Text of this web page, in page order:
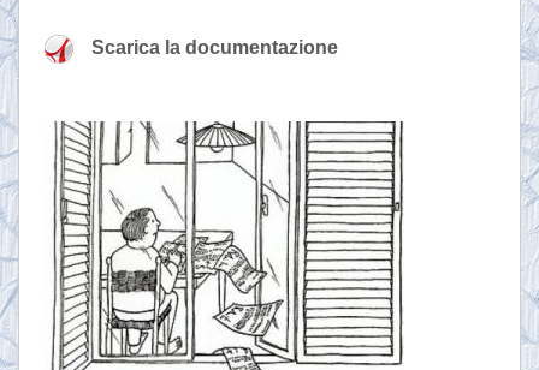
Scarica la documentazione